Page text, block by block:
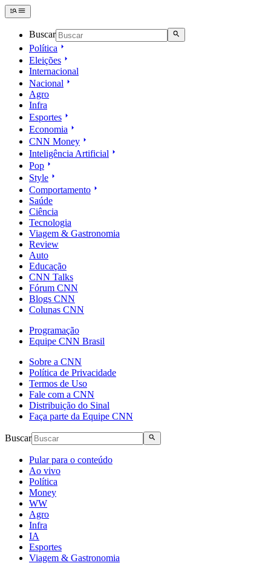
Buscar
Política
Eleições
Internacional
Nacional
Agro
Infra
Esportes
Economia
CNN Money
Inteligência Artificial
Pop
Style
Comportamento
Saúde
Ciência
Tecnologia
Viagem & Gastronomia
Review
Auto
Educação
CNN Talks
Fórum CNN
Blogs CNN
Colunas CNN
Programação
Equipe CNN Brasil
Sobre a CNN
Política de Privacidade
Termos de Uso
Fale com a CNN
Distribuição do Sinal
Faça parte da Equipe CNN
Buscar
Pular para o conteúdo
Ao vivo
Política
Money
WW
Agro
Infra
IA
Esportes
Viagem & Gastronomia